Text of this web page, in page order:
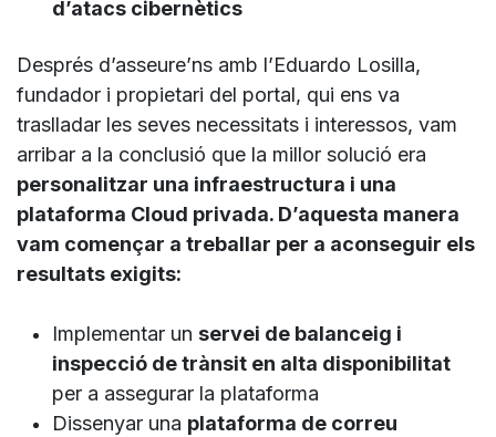
d’atacs cibernètics
Després d’asseure’ns amb l’Eduardo Losilla,
fundador i propietari del portal, qui ens va
traslladar les seves necessitats i interessos, vam
arribar a la conclusió que la millor solució era
personalitzar una infraestructura i una
plataforma Cloud privada. D’aquesta manera
vam començar a treballar per a aconseguir els
resultats exigits:
Implementar un servei de balanceig i
inspecció de trànsit en alta disponibilitat
per a assegurar la plataforma
Dissenyar una plataforma de correu